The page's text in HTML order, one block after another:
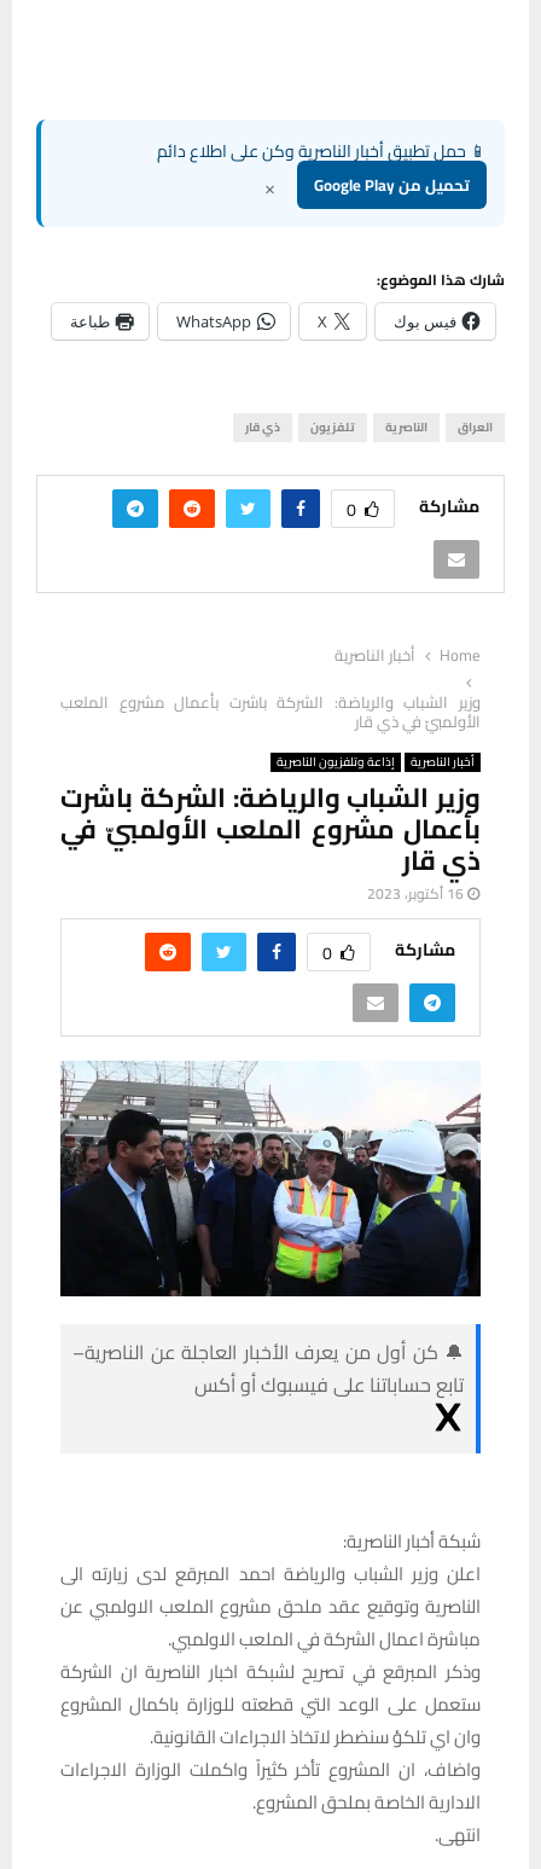
📱 حمل تطبيق أخبار الناصرية وكن على اطلاع دائم
تحميل من Google Play ×
شارك هذا الموضوع:
فيس بوك X
WhatsApp طباعة
العراق الناصرية تلفزيون ذي قار
مشاركة 0
Home
أخبار الناصرية
وزير الشباب والرياضة: الشركة باشرت بأعمال مشروع الملعب
الأولمبيّ في ذي قار
أخبار الناصرية إذاعة وتلفزيون الناصرية
وزير الشباب والرياضة: الشركة باشرت
بأعمال مشروع الملعب الأولمبيّ في
ذي قار
16 أكتوبر، 2023
مشاركة 0
🔔 كن أول من يعرف الأخبار العاجلة عن الناصرية–
تابع حساباتنا على فيسبوك أو أكس
شبكة أخبار الناصرية:
اعلن وزير الشباب والرياضة احمد المبرقع لدى زيارته الى
الناصرية وتوقيع عقد ملحق مشروع الملعب الاولمبي عن
مباشرة اعمال الشركة في الملعب الاولمبي.
وذكر المبرقع في تصريح لشبكة اخبار الناصرية ان الشركة
ستعمل على الوعد التي قطعته للوزارة باكمال المشروع
وان اي تلكؤ سنضطر لاتخاذ الاجراءات القانونية.
واضاف، ان المشروع تأخر كثيراً واكملت الوزارة الاجراءات
الادارية الخاصة بملحق المشروع.
انتهى.